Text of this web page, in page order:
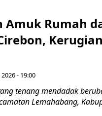
Amuk Rumah
- 19:00
tenang mendadak
Lemahabang,